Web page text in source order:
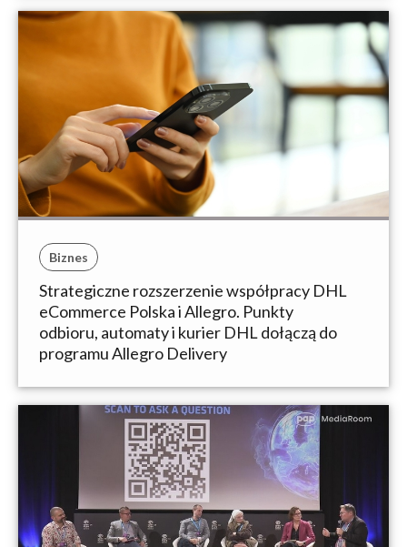
Biznes
Strategiczne rozszerzenie współpracy DHL
eCommerce Polska i Allegro. Punkty
odbioru, automaty i kurier DHL dołączą do
programu Allegro Delivery